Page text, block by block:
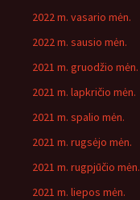
2022 m. vasario mėn.
2022 m. sausio mėn.
2021 m. gruodžio mėn.
2021 m. lapkričio mėn.
2021 m. spalio mėn.
2021 m. rugsėjo mėn.
2021 m. rugpjūčio mėn.
2021 m. liepos mėn.